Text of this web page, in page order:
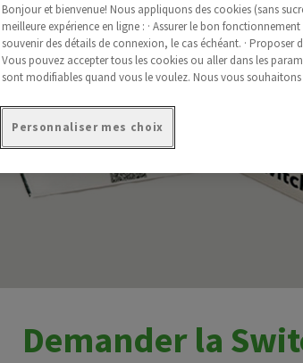
Demander la
Bonjour et bienvenue! Nous appliquons des cookies (sans
meilleure expérience en ligne : · Assurer le bon
souvenir des détails de connexion, le cas échéant. · Proposer
Vous pouvez accepter tous les cookies ou aller dans les
sont modifiables quand vous le voulez. Nous vous
Personnaliser mes choix